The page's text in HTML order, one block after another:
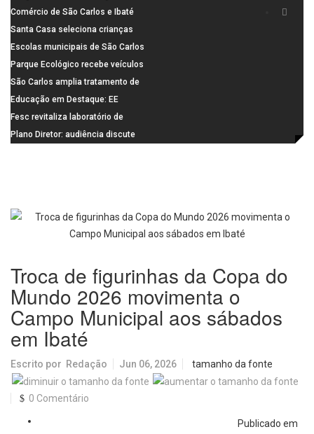
após cerco em São Carlos
segurança púbica será realizado
dia 10 de agosto em São Carlos
Comércio de São Carlos e Ibaté
terá horário especial para o dia
dos Pais
Santa Casa seleciona crianças
para pesquisa sobre dor de
crescimento
Escolas municipais de São Carlos
superam média Nacional do IDEB
Parque Ecológico recebe veículos
elétricos e moderniza rotina de
manejo dos animais
São Carlos amplia tratamento de
resíduos de saúde com autoclave
de última geração
Educação em Destaque: EE
Visconde da Cunha Bueno, em
Santa Eudóxia, alcança nota 7,8
Fesc revitaliza laboratório de
informática da Emeb Ulysses
Plano Diretor: audiência discute
Troca de figurinhas da Copa do
Mundo 2026 movimenta o
Campo Municipal aos sábados
em Ibaté
Escrito por Redação Jun 06, 2026 tamanho da fonte
0 Comentário
Publicado em